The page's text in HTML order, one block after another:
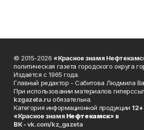
© 2015-2026 «Красное знамя
политическая газета городского округа
Издаётся с 1965 года.
Главный редактор - Сабитова Людмила
При использовании материалов
kzgazeta.ru обязательна.
Категория информационной продукции 12+
«Красное знамя Нефтекамск» в
ВК -vk.com/kz_gazeta